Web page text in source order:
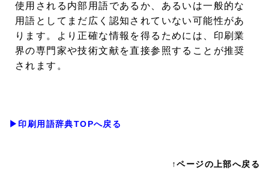
使用される内部用語であるか、あるいは一般的な
用語としてまだ広く認知されていない可能性があ
ります。より正確な情報を得るためには、印刷業
界の専門家や技術文献を直接参照することが推奨
されます。
▶印刷用語辞典TOPへ戻る
↑ページの上部へ戻る